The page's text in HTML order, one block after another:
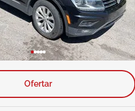
Ofertar